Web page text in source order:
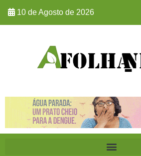
10 de Agosto de 2026